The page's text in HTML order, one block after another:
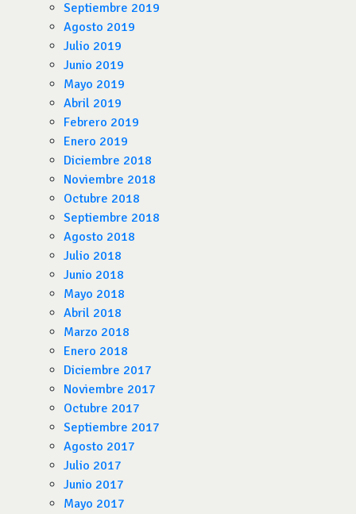
Septiembre 2019
Agosto 2019
Julio 2019
Junio 2019
Mayo 2019
Abril 2019
Febrero 2019
Enero 2019
Diciembre 2018
Noviembre 2018
Octubre 2018
Septiembre 2018
Agosto 2018
Julio 2018
Junio 2018
Mayo 2018
Abril 2018
Marzo 2018
Enero 2018
Diciembre 2017
Noviembre 2017
Octubre 2017
Septiembre 2017
Agosto 2017
Julio 2017
Junio 2017
Mayo 2017